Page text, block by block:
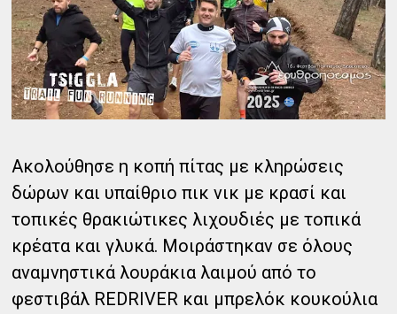
Ακολούθησε η κοπή πίτας με κληρώσεις
δώρων και υπαίθριο πικ νικ με κρασί και
τοπικές θρακιώτικες λιχουδιές με τοπικά
κρέατα και γλυκά. Μοιράστηκαν σε όλους
αναμνηστικά λουράκια λαιμού από το
φεστιβάλ REDRIVER και μπρελόκ κουκούλια